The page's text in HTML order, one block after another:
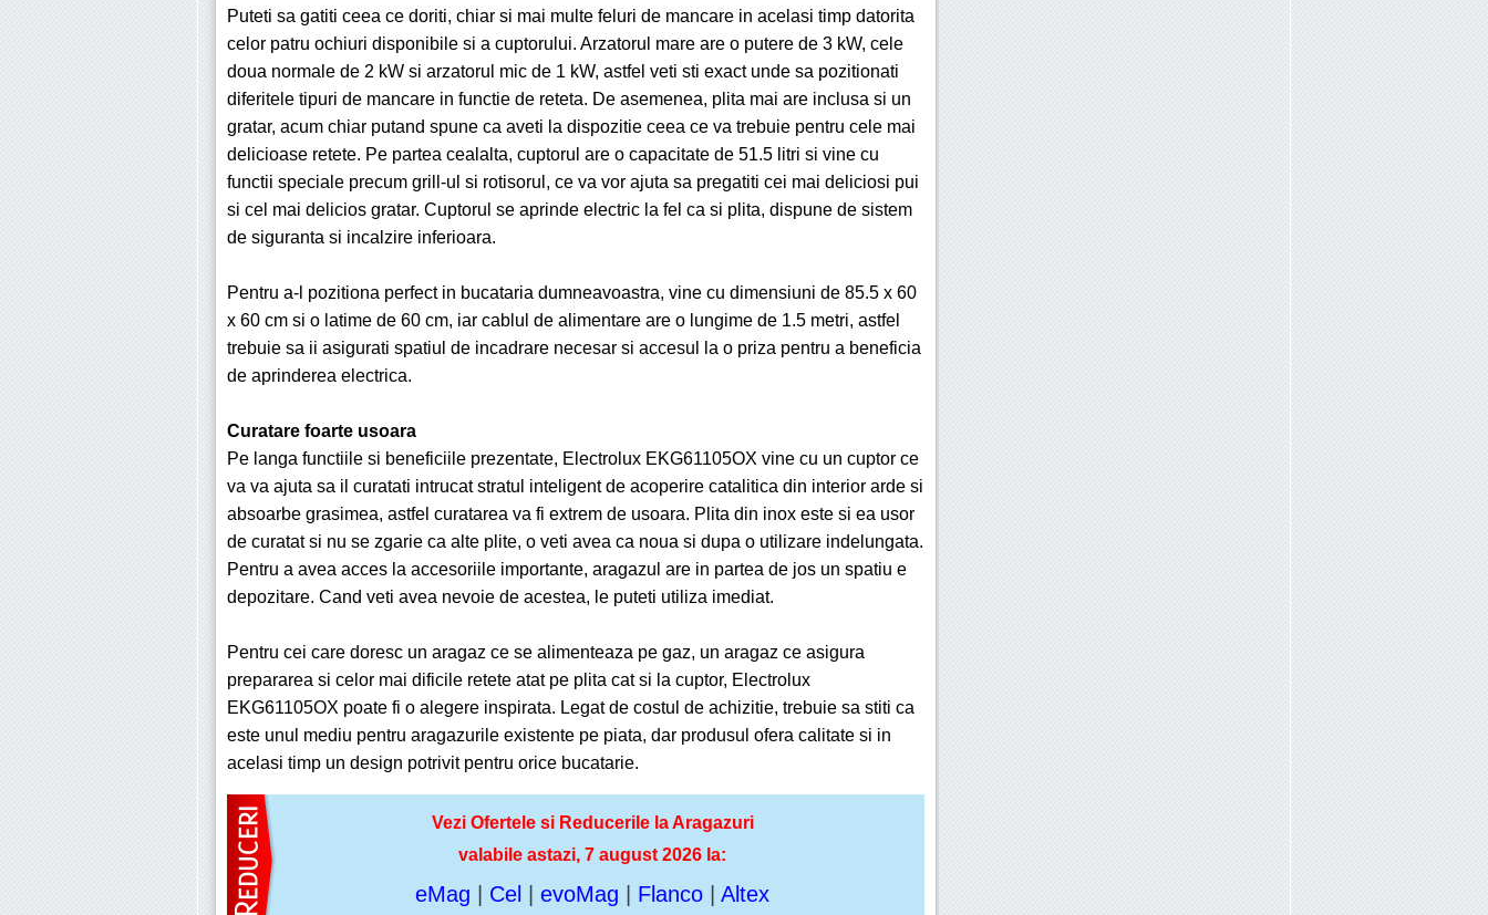
Puteti sa gatiti ceea ce doriti, chiar si mai multe feluri de mancare in acelasi timp datorita
celor patru ochiuri disponibile si a cuptorului. Arzatorul mare are o putere de 3 kW, cele
doua normale de 2 kW si arzatorul mic de 1 kW, astfel veti sti exact unde sa pozitionati
diferitele tipuri de mancare in functie de reteta. De asemenea, plita mai are inclusa si un
gratar, acum chiar putand spune ca aveti la dispozitie ceea ce va trebuie pentru cele mai
delicioase retete. Pe partea cealalta, cuptorul are o capacitate de 51.5 litri si vine cu
functii speciale precum grill-ul si rotisorul, ce va vor ajuta sa pregatiti cei mai deliciosi pui
si cel mai delicios gratar. Cuptorul se aprinde electric la fel ca si plita, dispune de sistem
de siguranta si incalzire inferioara.
Pentru a-l pozitiona perfect in bucataria dumneavoastra, vine cu dimensiuni de 85.5 x 60
x 60 cm si o latime de 60 cm, iar cablul de alimentare are o lungime de 1.5 metri, astfel
trebuie sa ii asigurati spatiul de incadrare necesar si accesul la o priza pentru a beneficia
de aprinderea electrica.
Curatare foarte usoara
Pe langa functiile si beneficiile prezentate, Electrolux EKG61105OX vine cu un cuptor ce
va va ajuta sa il curatati intrucat stratul inteligent de acoperire catalitica din interior arde si
absoarbe grasimea, astfel curatarea va fi extrem de usoara. Plita din inox este si ea usor
de curatat si nu se zgarie ca alte plite, o veti avea ca noua si dupa o utilizare indelungata.
Pentru a avea acces la accesoriile importante, aragazul are in partea de jos un spatiu e
depozitare. Cand veti avea nevoie de acestea, le puteti utiliza imediat.
Pentru cei care doresc un aragaz ce se alimenteaza pe gaz, un aragaz ce asigura
prepararea si celor mai dificile retete atat pe plita cat si la cuptor, Electrolux
EKG61105OX poate fi o alegere inspirata. Legat de costul de achizitie, trebuie sa stiti ca
este unul mediu pentru aragazurile existente pe piata, dar produsul ofera calitate si in
acelasi timp un design potrivit pentru orice bucatarie.
Vezi Ofertele si Reducerile la Aragazuri
valabile astazi, 7 august 2026 la:
eMag Cel evoMag Flanco Altex